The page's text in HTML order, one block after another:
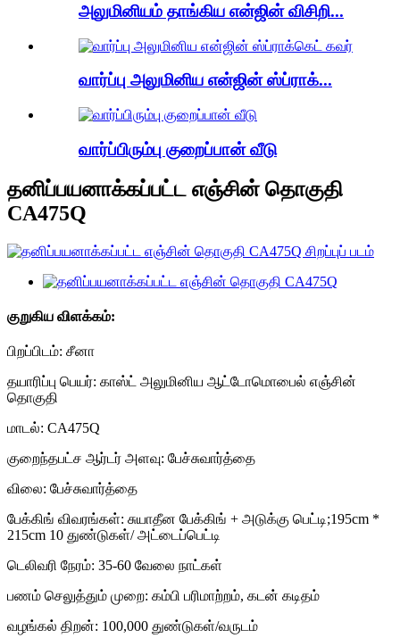
அலுமினியம் தாங்கிய என்ஜின் விசிறி...
வார்ப்பு அலுமினிய என்ஜின் ஸ்ப்ராக்...
வார்ப்பிரும்பு குறைப்பான் வீடு
தனிப்பயனாக்கப்பட்ட எஞ்சின் தொகுதி
CA475Q
குறுகிய விளக்கம்:
பிறப்பிடம்: சீனா
தயாரிப்பு பெயர்: காஸ்ட் அலுமினிய ஆட்டோமொபைல் எஞ்சின்
தொகுதி
மாடல்: CA475Q
குறைந்தபட்ச ஆர்டர் அளவு: பேச்சுவார்த்தை
விலை: பேச்சுவார்த்தை
பேக்கிங் விவரங்கள்: சுயாதீன பேக்கிங் + அடுக்கு பெட்டி;195cm *
215cm 10 துண்டுகள்/ அட்டைப்பெட்டி
டெலிவரி நேரம்: 35-60 வேலை நாட்கள்
பணம் செலுத்தும் முறை: கம்பி பரிமாற்றம், கடன் கடிதம்
வழங்கல் திறன்: 100,000 துண்டுகள்/வருடம்